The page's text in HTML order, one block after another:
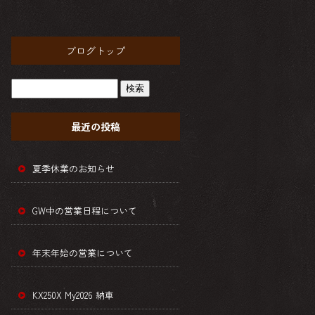
ブログトップ
最近の投稿
夏季休業のお知らせ
GW中の営業日程について
年末年始の営業について
KX250X My2026 納車